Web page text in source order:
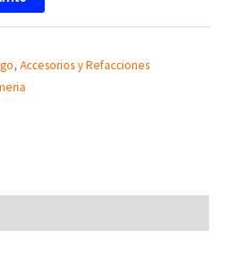
, Accesorios y Refacciones